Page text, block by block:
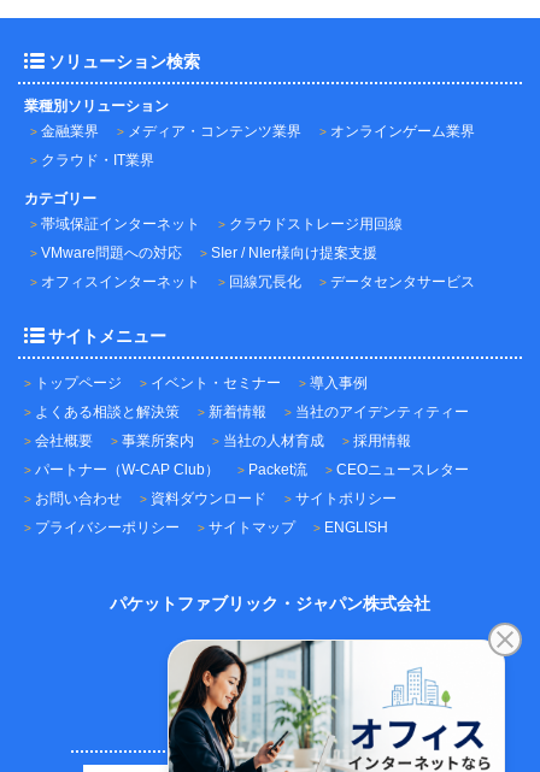
ソリューション検索
業種別ソリューション
金融業界
メディア・コンテンツ業界
オンラインゲーム業界
クラウド・IT業界
カテゴリー
帯域保証インターネット
クラウドストレージ用回線
VMware問題への対応
SIer / NIer様向け提案支援
オフィスインターネット
回線冗長化 データセンタサービス
サイトメニュー
トップページ イベント・セミナー
導入事例
よくある相談と解決策
新着情報
当社のアイデンティティー
会社概要
事業所案内 当社の人材育成
採用情報
パートナー（W-CAP Club）
Packet流
CEOニュースレター
お問い合わせ
資料ダウンロード
サイトポリシー
プライバシーポリシー
サイトマップ ENGLISH
パケットファブリック・ジャパン株式会社
〒101-0045
東京都千代田区神田鍛冶町3-3-12
神田鍛冶町千歳ビル7F
TEL：03-5209-2222（代表）
FAX：03-5209-2221